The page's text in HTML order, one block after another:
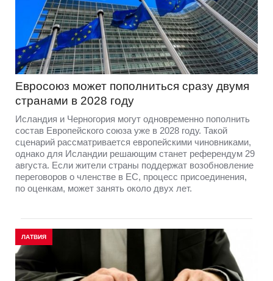
Евросоюз может пополниться сразу двумя
странами в 2028 году
Исландия и Черногория могут одновременно пополнить
состав Европейского союза уже в 2028 году. Такой
сценарий рассматривается европейскими чиновниками,
однако для Исландии решающим станет референдум 29
августа. Если жители страны поддержат возобновление
переговоров о членстве в ЕС, процесс присоединения,
по оценкам, может занять около двух лет.
ЛАТВИЯ